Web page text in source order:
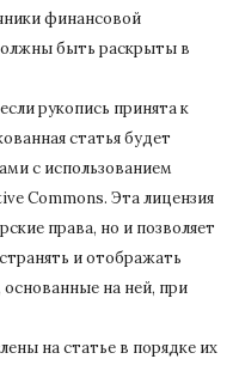
финансовой
быть раскрыты в
рукопись принята к
статья будет
с использованием
Commons. Эта лицензия
права, но и позволяет
и отображать
на ней, при
на статье в порядке их